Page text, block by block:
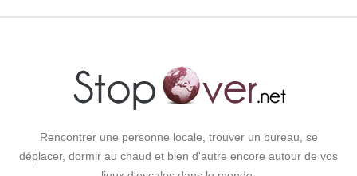
Rencontrer une personne locale, trouver un bureau, se
déplacer, dormir au chaud et bien d'autre encore autour de vos